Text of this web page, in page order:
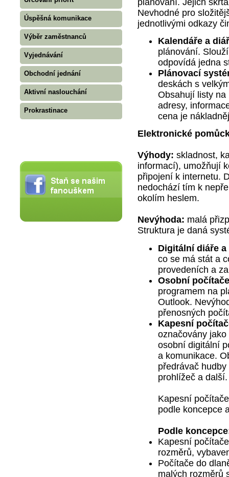
Úspěšná komunikace
Výběr zaměstnanců
Vyjednávání
Obchodní jednání
Aktivní naslouchání
Prokrastinace
Nevhodné pro
jednotlivými odkazy
Kalendáře a
plánování.
odpovídá jedna
Plánovací
deskách s
Obsahují listy na
adresy,
cena je
Elektronické
Výhody: skladnost,
informací), umožňují
připojení k internetu.
nedochází tím k
okolím heslem.
Nevýhoda: malá
Struktura je daná
Digitální diáře
co se má stát a
provedeních a
Osobní
programem na
Outlook.
přenosných
Kapesní
označovány
osobní digitální
a komunikace.
předrávač
prohlížeč a
Kapesní
podle koncepce
Podle
Kapesní
rozměrů,
Počítače do
malých rozměrů